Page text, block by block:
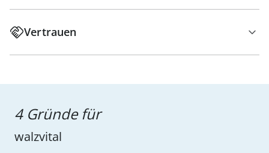
Vertrauen
4 Gründe für
walzvital